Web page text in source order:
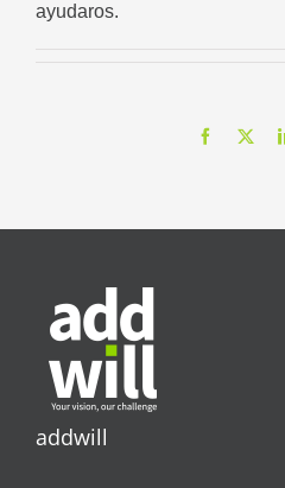
ayudaros.
Facebook
addwill